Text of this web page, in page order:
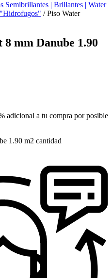
Semibrillantes | Brillantes | Water
"Hidrofugos" / Piso Water
mm Danube 1.90
adicional a tu compra por posible
1.90 m2 cantidad